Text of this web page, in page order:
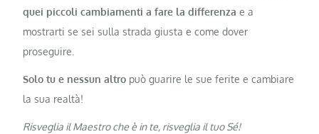
quei piccoli cambiamenti a fare la differenza e a
mostrarti se sei sulla strada giusta e come dover
proseguire.
Solo tu e nessun altro può guarire le sue ferite e cambiare
la sua realtà!
Risveglia il Maestro che è in te, risveglia il tuo Sé!